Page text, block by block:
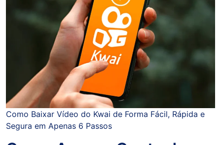
Como Baixar Vídeo do Kwai de Forma Fácil, Rápida e
Segura em Apenas 6 Passos